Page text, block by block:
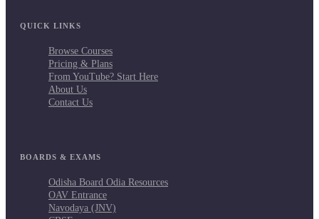
QUICK LINKS
Browse Courses
Pricing & Plans
From YouTube? Start Here
About Us
Contact Us
BOARDS & EXAMS
Odisha Board Odia Resources
OAV Entrance
Navodaya (JNV)